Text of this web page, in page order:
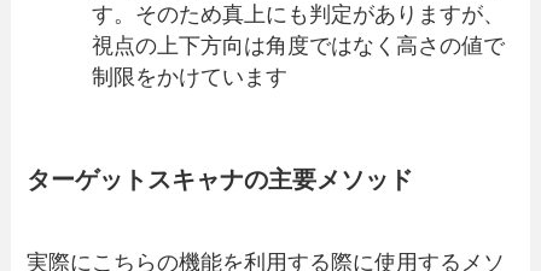
す。そのため真上にも判定がありますが、
視点の上下方向は角度ではなく高さの値で
制限をかけています
ターゲットスキャナの主要メソッド
実際にこちらの機能を利用する際に使用するメソ